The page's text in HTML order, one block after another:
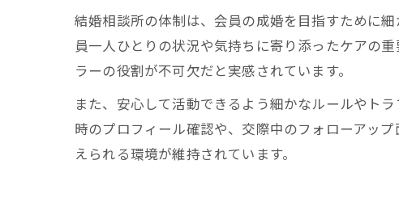
結婚相談所の体制は、会員の成婚を目指すために
員一人ひとりの状況や気持ちに寄り添ったケアの
ラーの役割が不可欠だと実感されています。
また、安心して活動できるよう細かなルールやト
時のプロフィール確認や、交際中のフォローアッ
えられる環境が維持されています。